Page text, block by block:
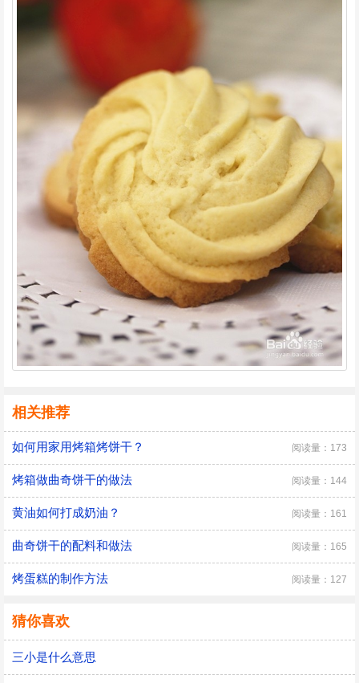
相关推荐
如何用家用烤箱烤饼干？ 阅读量：173
烤箱做曲奇饼干的做法 阅读量：144
黄油如何打成奶油？ 阅读量：161
曲奇饼干的配料和做法 阅读量：165
烤蛋糕的制作方法 阅读量：127
猜你喜欢
三小是什么意思